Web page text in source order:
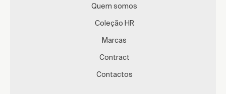
Quem somos
Coleção HR
Marcas
Contract
Contactos